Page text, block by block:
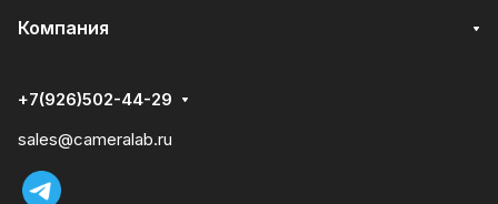
Компания
+7(926)502-44-29
sales@cameralab.ru